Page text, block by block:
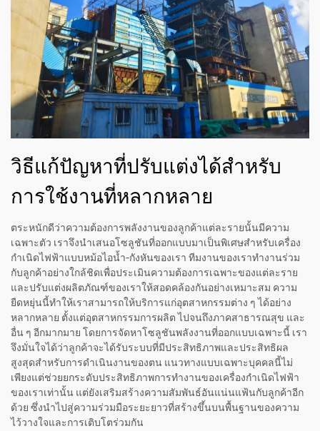
วิธีแก้ปัญหาที่ปรับแต่งได้สำหรับ
การใช้งานที่หลากหลาย
ตระหนักดีว่าความต้องการพลังงานของลูกค้าแต่ละรายนั้นมีความ
เฉพาะตัว เราจึงนำเสนอโซลูชันที่ออกแบบมาเป็นพิเศษสำหรับเครื่อง
กำเนิดไฟฟ้าแบบหม้อไอน้ำ–กังหันของเรา ทีมงานของเราทำงานร่วม
กับลูกค้าอย่างใกล้ชิดเพื่อประเมินความต้องการเฉพาะของแต่ละราย
และปรับแต่งผลิตภัณฑ์ของเราให้สอดคล้องกันอย่างเหมาะสม ความ
ยืดหยุ่นนี้ทำให้เราสามารถให้บริการแก่อุตสาหกรรมต่าง ๆ ได้อย่าง
หลากหลาย ตั้งแต่อุตสาหกรรมการผลิต ไปจนถึงภาคสาธารณสุข และ
อื่น ๆ อีกมากมาย โดยการจัดหาโซลูชันพลังงานที่ออกแบบเฉพาะนี้ เรา
จึงมั่นใจได้ว่าลูกค้าจะได้รับระบบที่มีประสิทธิภาพและประสิทธิผล
สูงสุดสำหรับการดำเนินงานของตน แนวทางแบบเฉพาะบุคคลนี้ไม่
เพียงแต่ช่วยยกระดับประสิทธิภาพการทำงานของเครื่องกำเนิดไฟฟ้า
ของเราเท่านั้น แต่ยังเสริมสร้างความสัมพันธ์อันแน่นแฟ้นกับลูกค้าอีก
ด้วย ซึ่งนำไปสู่ความร่วมมือระยะยาวที่สร้างขึ้นบนพื้นฐานของความ
ไว้วางใจและการเติบโตร่วมกัน